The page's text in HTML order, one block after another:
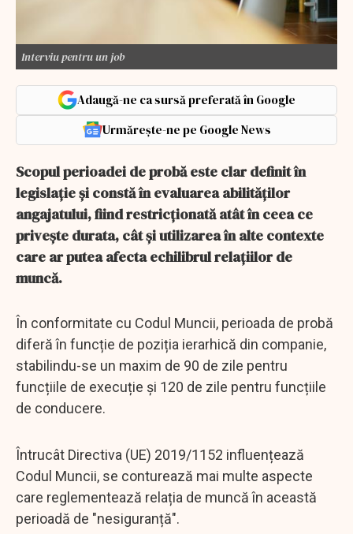
Interviu pentru un job
Adaugă-ne ca sursă preferată în Google
Urmărește-ne pe Google News
Scopul perioadei de probă este clar definit în
legislație și constă în evaluarea abilităților
angajatului, fiind restricționată atât în ceea ce
privește durata, cât și utilizarea în alte contexte
care ar putea afecta echilibrul relațiilor de
muncă.
În conformitate cu Codul Muncii, perioada de probă
diferă în funcție de poziția ierarhică din companie,
stabilindu-se un maxim de 90 de zile pentru
funcțiile de execuție și 120 de zile pentru funcțiile
de conducere.
Întrucât Directiva (UE) 2019/1152 influențează
Codul Muncii, se conturează mai multe aspecte
care reglementează relația de muncă în această
perioadă de "nesiguranță".